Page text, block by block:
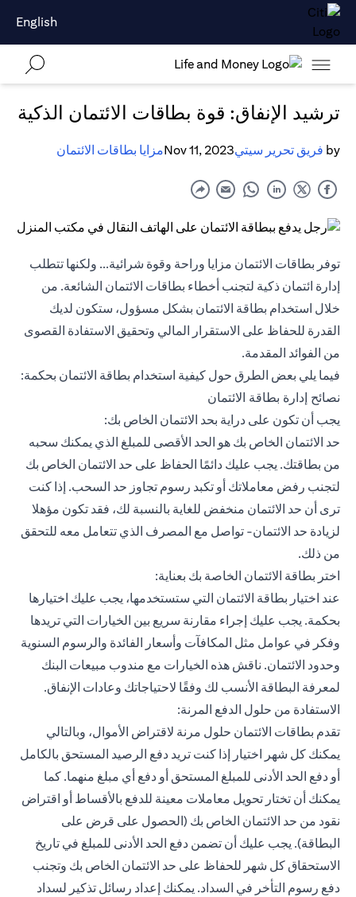
English
ترشيد الإنفاق: قوة بطاقات الائتمان الذكية
by فريق تحرير سيتيNov 11, 2023مزايا بطاقات الائتمان
توفر بطاقات الائتمان مزايا وراحة وقوة شرائية... ولكنها تتطلب
إدارة ائتمان ذكية لتجنب أخطاء بطاقات الائتمان الشائعة. من
خلال استخدام بطاقة الائتمان بشكل مسؤول، ستكون لديك
القدرة للحفاظ على الاستقرار المالي وتحقيق الاستفادة القصوى
من الفوائد المقدمة.
فيما يلي بعض الطرق حول كيفية استخدام بطاقة الائتمان بحكمة:
نصائح إدارة بطاقة الائتمان
يجب أن تكون على دراية بحد الائتمان الخاص بك:
حد الائتمان الخاص بك هو الحد الأقصى للمبلغ الذي يمكنك سحبه
من بطاقتك. يجب عليك دائمًا الحفاظ على حد الائتمان الخاص بك
لتجنب رفض معاملاتك أو تكبد رسوم تجاوز حد السحب. إذا كنت
ترى أن حد الائتمان منخفض للغاية بالنسبة لك، فقد تكون مؤهلا
لزيادة حد الائتمان- تواصل مع المصرف الذي تتعامل معه للتحقق
من ذلك.
اختر بطاقة الائتمان الخاصة بك بعناية:
عند اختيار بطاقة الائتمان التي ستستخدمها، يجب عليك اختيارها
بحكمة. يجب عليك إجراء مقارنة سريع بين الخيارات التي تريدها
وفكر في عوامل مثل المكافآت وأسعار الفائدة والرسوم السنوية
وحدود الائتمان. ناقش هذه الخيارات مع مندوب مبيعات البنك
لمعرفة البطاقة الأنسب لك وفقًا لاحتياجاتك وعادات الإنفاق.
الاستفادة من حلول الدفع المرنة:
تقدم بطاقات الائتمان حلول مرنة لاقتراض الأموال، وبالتالي
يمكنك كل شهر اختيار إذا كنت تريد دفع الرصيد المستحق بالكامل
أو دفع الحد الأدنى للمبلغ المستحق أو دفع أي مبلغ منهما. كما
يمكنك أن تختار تحويل معاملات معينة للدفع بالأقساط أو اقتراض
نقود من حد الائتمان الخاص بك (الحصول على قرض على
البطاقة). يجب عليك أن تضمن دفع الحد الأدنى للمبلغ في تاريخ
الاستحقاق كل شهر للحفاظ على حد الائتمان الخاص بك وتجنب
دفع رسوم التأخر في السداد. يمكنك إعداد رسائل تذكير لسداد